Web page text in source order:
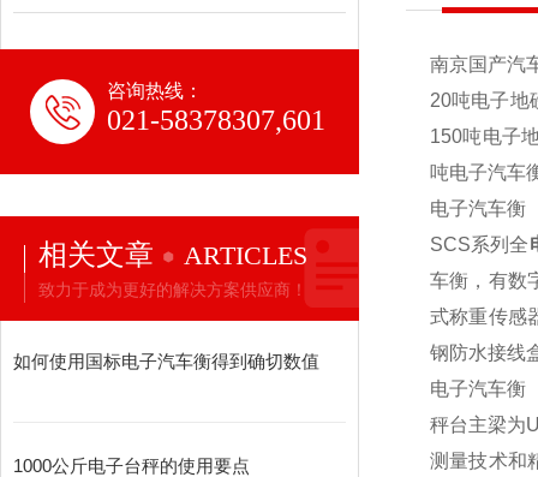
咨询热线：
021-58378307,601
相关文章 ARTICLES
致力于成为更好的解决方案供应商！
如何使用国标电子汽车衡得到确切数值
1000公斤电子台秤的使用要点
南京国产汽
20吨电子地
150吨电子
吨电子汽车
电子汽车衡
SCS系列全
车衡，有数
式称重传感
钢防水接线
电子汽车衡
秤台主梁为
测量技术和